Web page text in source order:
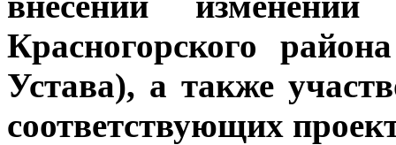
Красногорского
Устава), а также
соответствующих